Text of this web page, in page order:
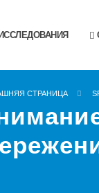
СТРАНИЦА